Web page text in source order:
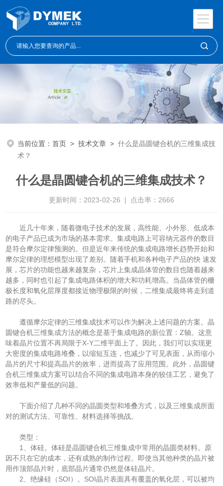
当前位置：首页 >技术文章 >什么是晶圆键合机的三维集成技
术？
什么是晶圆键合机的三维集成技术？
更新时间：2023-02-26 | 点击率：2666
近几十年来，随着微电子技术的发展，高性能、小外形、低成本
的电子产品已成为市场的基本需求。集成电路上可容纳元器件的数目
是符合摩尔定律预测的。但是近年来传统的集成电路增长趋势开始和
摩尔定律的理想模型出现了差别。随着手机和各种电子产品的快 速发
展，芯片的功能也越来越复杂，芯片上集成晶体管的数目也随着越来
越多，同时也引起了集成电路体积的增大和功耗增高。当晶体管的栅
极长度和氧化层厚度都接近物理极限的时候，二维集成最终将走到道
路的尽头。
遵循摩尔定律的三维集成技术可以作为解决上述问题的方案。晶
圆键合机三维集成方法的概念是基于集成电路的新位置：Z轴。这意
味着晶片位置不再局限于X-Y二维平面上了。因此，我们可以实现更
大密度的集成电路堆叠，以缩短互连，也减少了可见表面，从而缩小
晶片的尺寸和提高晶片的效率，进而提高了应用范围。此外，晶圆键
合机三维集成方案可以结合不同的集成电路本身的较佳工艺，避免了
效率低和产量低的问题。
下面介绍了几种不同的晶圆类型和堆叠方式，以及三维集成所面
对的测试方法、可靠性、材料选择等挑战。
类型：
1、体硅。体硅是晶圆键合机三维集成中常用的晶圆类材料。原
因不只在它的成本，还有成熟的制作过程。即使当其他种类的晶片被
用作顶部晶片时，底部晶片通常仍然是体硅晶片。
2、绝缘硅（SOI）。SOI晶片表面具有覆盖的氧化层，可以被均